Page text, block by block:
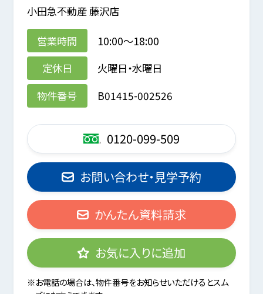
小田急不動産 藤沢店
営業時間
10:00～18:00
定休日
火曜日・水曜日
物件番号
B01415-002526
0120-099-509
お問い合わせ・見学予約
かんたん資料請求
お気に入りに追加
※お電話の場合は、物件番号をお知らせいただけるとスム